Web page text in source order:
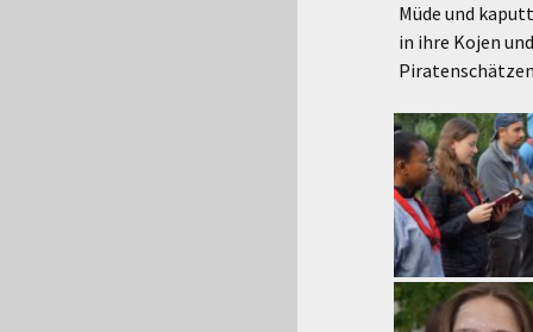
Müde und
in ihre Kojen